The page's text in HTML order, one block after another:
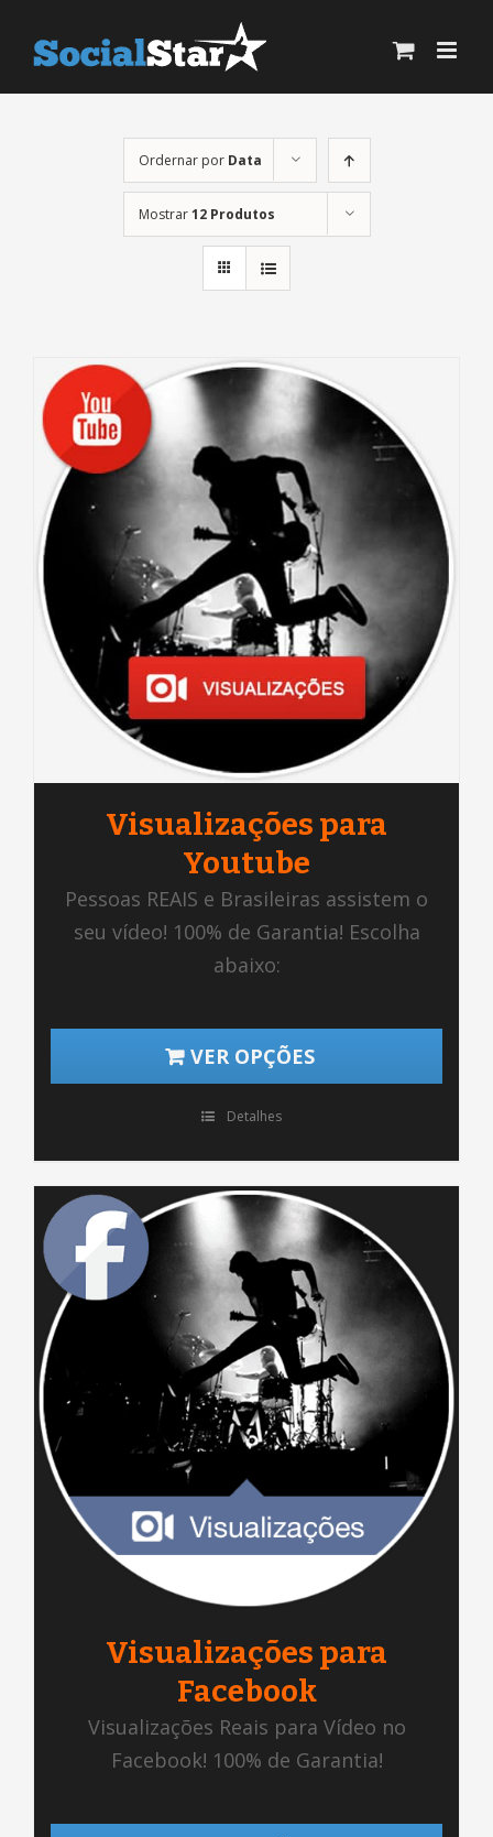
para
Ordernar por Data
Mostrar12 Produtos
Visualizações para
Youtube
Pessoas REAIS e Brasileiras assistem o
seu vídeo! 100% de Garantia! Escolha
abaixo:
VER OPÇÕES
Detalhes
Visualizações para
Facebook
Visualizações Reais para Vídeo no
Facebook! 100% de Garantia!